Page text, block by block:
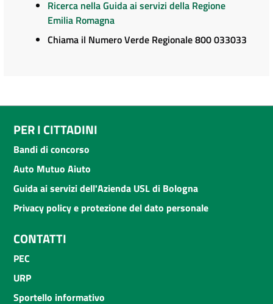
Ricerca nella Guida ai servizi della Regione
Emilia Romagna
Chiama il Numero Verde Regionale 800 033033
PER I CITTADINI
Bandi di concorso
Auto Mutuo Aiuto
Guida ai servizi dell'Azienda USL di Bologna
Privacy policy e protezione del dato personale
CONTATTI
PEC
URP
Sportello informativo